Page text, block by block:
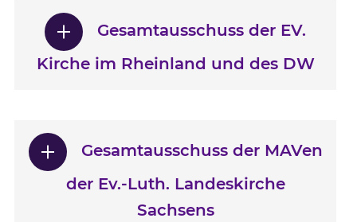
Gesamtausschuss der EV.
Kirche im Rheinland und des DW
Gesamtausschuss der MAVen
der Ev.-Luth. Landeskirche
Sachsens